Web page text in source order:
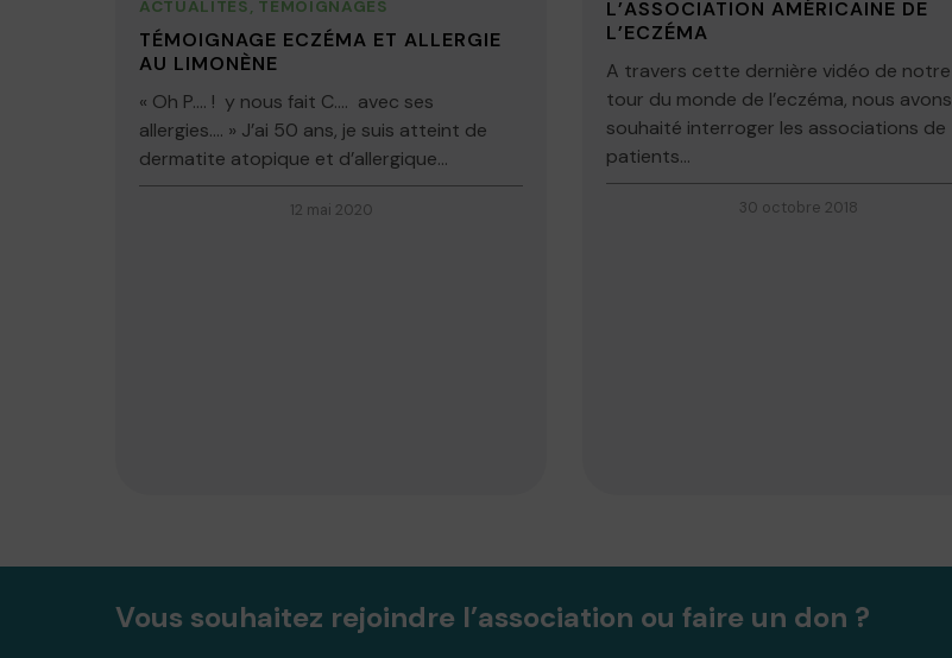
ACTUALITÉS, TÉMOIGNAGES
TÉMOIGNAGE ECZÉMA ET ALLERGIE
AU LIMONÈNE
« Oh P…. ! y nous fait C…. avec ses
allergies…. » J’ai 50 ans, je suis atteint de
dermatite atopique et d’allergique...
12 mai 2020
L’ASSOCIATION AMÉRICAINE DE
L’ECZÉMA
A travers cette dernière vidéo de notre
tour du monde de l’eczéma, nous avons
souhaité interroger les associations de
patients...
30 octobre 2018
Vous souhaitez rejoindre l’association ou faire un don ?